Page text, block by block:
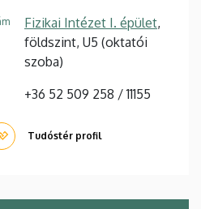
Fizikai Intézet I. épület,
földszint, U5 (oktatói
szoba)
+36 52 509 258 / 11155
Tudóstér profil